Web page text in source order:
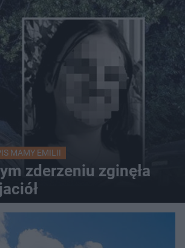
MAMY EMILII
zderzeniu zginęła